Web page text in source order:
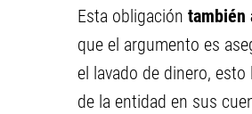
Esta obligación también
que el argumento es
el lavado de dinero,
de la entidad en sus